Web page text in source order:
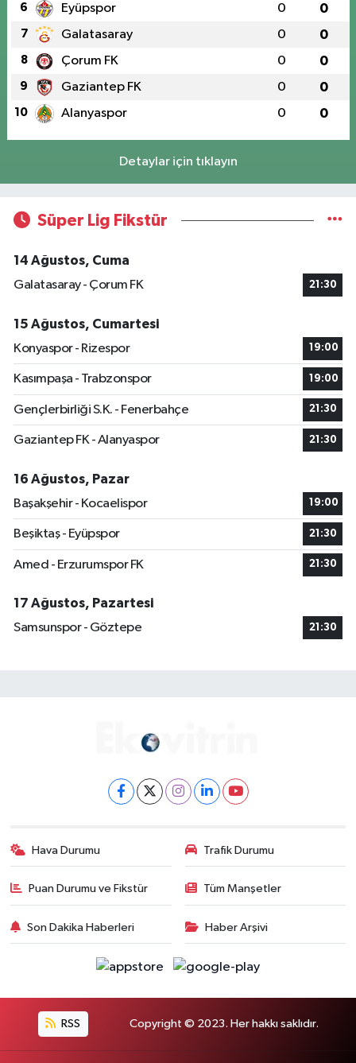
6 Eyüpspor 0 0
7 Galatasaray 0 0
8 Çorum FK 0 0
9 Gaziantep FK 0 0
10 Alanyaspor 0 0
Detaylar için tıklayın
Süper Lig Fikstür
14 Ağustos, Cuma
Galatasaray - Çorum FK
21:30
15 Ağustos, Cumartesi
Konyaspor - Rizespor
19:00
Kasımpaşa - Trabzonspor 19:00
Gençlerbirliği S.K. - Fenerbahçe 21:30
Gaziantep FK - Alanyaspor 21:30
16 Ağustos, Pazar
Başakşehir - Kocaelispor
19:00
Beşiktaş - Eyüpspor 21:30
Amed - Erzurumspor FK 21:30
17 Ağustos, Pazartesi
Samsunspor - Göztepe
21:30
Hava Durumu Trafik Durumu
Puan Durumu ve Fikstür Tüm Manşetler
Son Dakika Haberleri Haber Arşivi
RSS Copyright © 2023. Her hakkı saklıdır.